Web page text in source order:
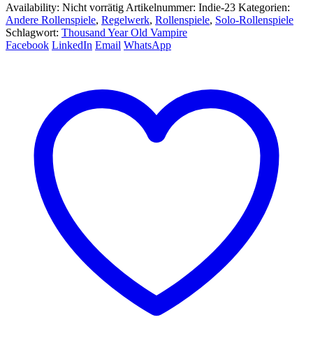
Availability: Nicht vorrätig Artikelnummer: Indie-23 Kategorien:
Andere Rollenspiele, Regelwerk, Rollenspiele, Solo-Rollenspiele
Schlagwort: Thousand Year Old Vampire
Facebook LinkedIn Email WhatsApp